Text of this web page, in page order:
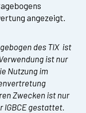
angezeigt.
des TIX  ist
ist nur
Nutzung im
Zwecken ist nur
IGBCE gestattet.